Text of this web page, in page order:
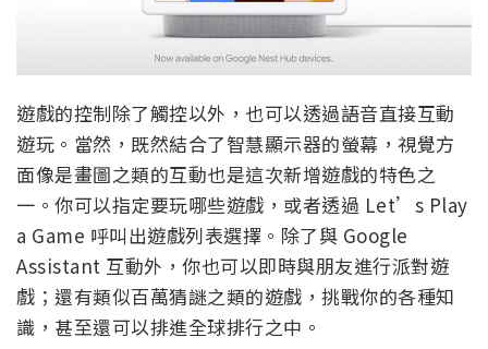
遊戲的控制除了觸控以外，也可以透過語音直接互動
遊玩。當然，既然結合了智慧顯示器的螢幕，視覺方
面像是畫圖之類的互動也是這次新增遊戲的特色之
一。你可以指定要玩哪些遊戲，或者透過 Let’s Play
a Game 呼叫出遊戲列表選擇。除了與 Google
Assistant 互動外，你也可以即時與朋友進行派對遊
戲；還有類似百萬猜謎之類的遊戲，挑戰你的各種知
識，甚至還可以排進全球排行之中。